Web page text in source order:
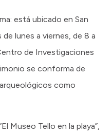
está ubicado en San
lunes a viernes, de 8 a
de Investigaciones
se conforma de
como
Museo Tello en la playa”,